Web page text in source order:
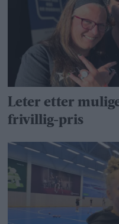
Leter etter
frivillig-pris